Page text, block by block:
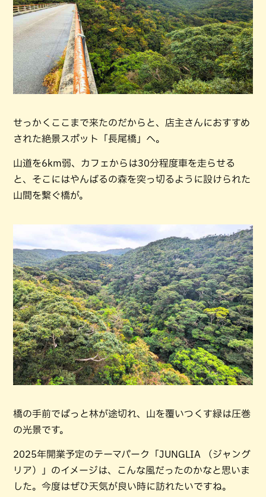
せっかくここまで来たのだからと、店主さんにおすすめ
された絶景スポット「長尾橋」へ。
山道を6km弱、カフェからは30分程度車を走らせる
と、そこにはやんばるの森を突っ切るように設けられた
山間を繋ぐ橋が。
橋の手前でぱっと林が途切れ、山を覆いつくす緑は圧巻
の光景です。
2025年開業予定のテーマパーク「JUNGLIA （ジャング
リア）」のイメージは、こんな風だったのかなと思いま
した。今度はぜひ天気が良い時に訪れたいですね。